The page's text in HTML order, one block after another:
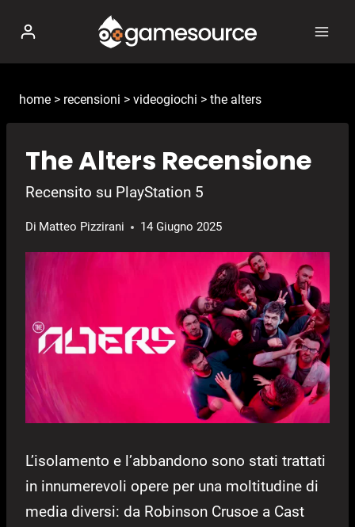
contenuto
home > recensioni > videogiochi > the alters
The Alters Recensione
Recensito su PlayStation 5
Di Matteo Pizzirani 14 Giugno 2025
L’isolamento e l’abbandono sono stati trattati
in innumerevoli opere per una moltitudine di
media diversi: da Robinson Crusoe a Cast